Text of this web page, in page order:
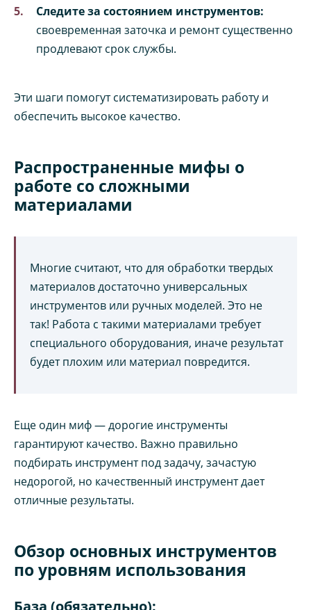
Следите за состоянием инструментов:
своевременная заточка и ремонт существенно
продлевают срок службы.
Эти шаги помогут систематизировать работу и
обеспечить высокое качество.
Распространенные мифы о
работе со сложными
материалами
Многие считают, что для обработки твердых
материалов достаточно универсальных
инструментов или ручных моделей. Это не
так! Работа с такими материалами требует
специального оборудования, иначе результат
будет плохим или материал повредится.
Еще один миф — дорогие инструменты
гарантируют качество. Важно правильно
подбирать инструмент под задачу, зачастую
недорогой, но качественный инструмент дает
отличные результаты.
Обзор основных инструментов
по уровням использования
База (обязательно):